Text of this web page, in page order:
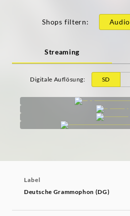
Shops filtern: Audio
Streaming
Digitale Auflösung: SD
Label
Deutsche Grammophon (DG)